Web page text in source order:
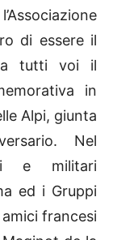
di essere il
a tutti voi il
in
Alpi, giunta
Nel
e militari
ed i Gruppi
francesi